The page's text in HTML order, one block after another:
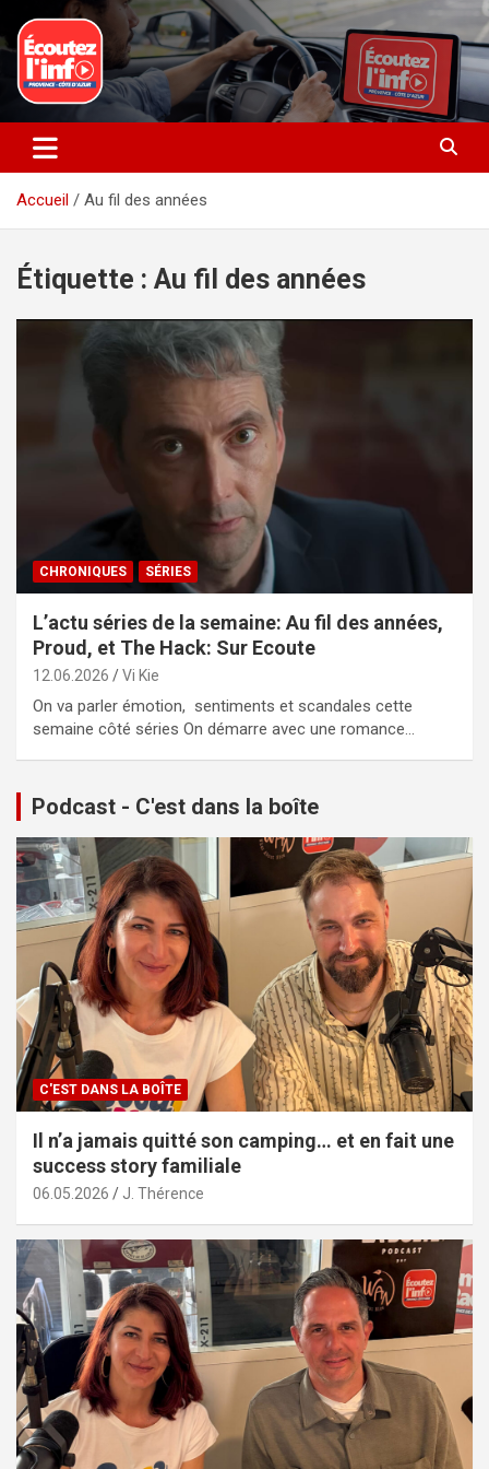
au
contenu
Ecoutez l’info
La radio du quotidien
Accueil Au fil des années
Étiquette : Au fil des années
CHRONIQUES SÉRIES
L’actu séries de la semaine: Au fil des années,
Proud, et The Hack: Sur Ecoute
12.06.2026 Vi Kie
On va parler émotion, sentiments et scandales cette
semaine côté séries On démarre avec une romance…
Podcast - C'est dans la boîte
C'EST DANS LA BOÎTE
Il n’a jamais quitté son camping… et en fait une
success story familiale
06.05.2026 J. Thérence